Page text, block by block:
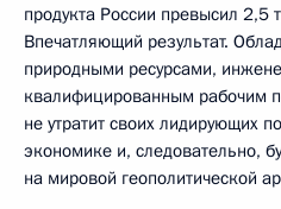
продукта России превысил 2,5
Впечатляющий результат.
природными ресурсами,
квалифицированным рабочим
не утратит своих лидирующих
экономике и, следовательно,
на мировой геополитической